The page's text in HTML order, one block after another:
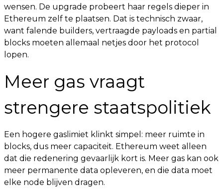
wensen. De upgrade probeert haar regels dieper in
Ethereum zelf te plaatsen. Dat is technisch zwaar,
want falende builders, vertraagde payloads en partial
blocks moeten allemaal netjes door het protocol
lopen.
Meer gas vraagt
strengere staatspolitiek
Een hogere gaslimiet klinkt simpel: meer ruimte in
blocks, dus meer capaciteit. Ethereum weet alleen
dat die redenering gevaarlijk kort is. Meer gas kan ook
meer permanente data opleveren, en die data moet
elke node blijven dragen.